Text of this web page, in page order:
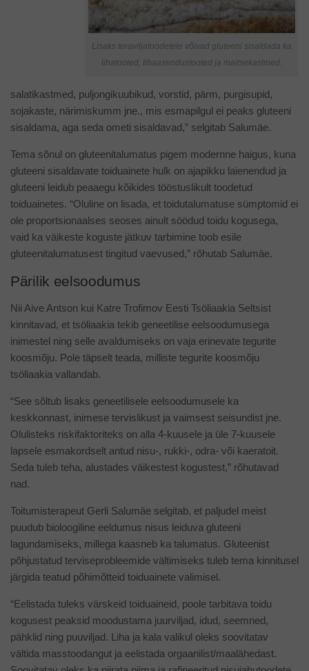
Lisaks teraviljatoodetele võivad gluteeni sisaldada ka
lihatooted, lihaasendustooted ja maitsekastmed.
salatikastmed, puljongikuubikud, vorstid, pärm, purgisupid,
sojakaste, närimiskumm jne., mis esmapilgul ei peaks gluteeni
sisaldama, aga seda ometi sisaldavad,” selgitab Salumäe.
Tema sõnul on gluteenitalumatus pigem modernne haigus, kuna
gluteeni sisaldavate toiduainete hulk on ajapikku laienendud ja
gluteeni leidub peaaegu kõikides tööstuslikult toodetud
toiduainetes. “Oluline on lisada, et toidutalumatuse sümptomid ei
ole proportsionaalses seoses ainult söödud toidu kogusega,
vaid ka väikeste koguste jätkuv tarbimine toob esile
gluteenitalumatusest tingitud vaevused,” rõhutab Salumäe.
Pärilik eelsoodumus
Nii Aive Antson kui Katre Trofimov Eesti Tsöliaakia Seltsist
kinnitavad, et tsöliaakia tekib geneetilise eelsoodumusega
inimestel ning selle avaldumiseks on vaja erinevate tegurite
koosmõju. Pole täpselt teada, milliste tegurite koosmõju
tsöliaakia vallandab.
“See sõltub lisaks geneetilisele eelsoodumusele ka
keskkonnast, inimese tervislikust ja vaimsest seisundist jne.
Olulisteks riskifaktoriteks on alla 4-kuusele ja üle 7-kuusele
lapsele esmakordselt antud nisu-, rukki-, odra- või kaeratoit.
Seda tuleb teha, alustades väikestest kogustest,” rõhutavad
nad.
Toitumisterapeut Gerli Salumäe selgitab, et paljudel meist
puudub bioloogiline eeldumus nisus leiduva gluteeni
lagundamiseks, millega kaasneb ka talumatus. Gluteenist
põhjustatud terviseprobleemide vältimiseks tuleb tema kinnitusel
järgida teatud põhimõtteid toiduainete valimisel.
“Eelistada tuleks värskeid toiduaineid, poole tarbitava toidu
kogusest peaksid moodustama juurviljad, idud, seemned,
pähklid ning puuviljad. Liha ja kala valikul oleks soovitatav
vältida masstoodangut ja eelistada orgaanilist/maalähedast.